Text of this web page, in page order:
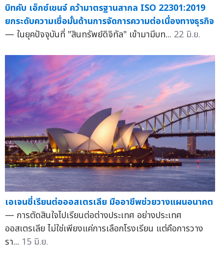
บิทคับ เอ็กซ์เชนจ์ คว้ามาตรฐานสากล ISO 22301:2019
ยกระดับความเชื่อมั่นด้านการจัดการความต่อเนื่องทางธุรกิจ
— ในยุคปัจจุบันที่ "สินทรัพย์ดิจิทัล" เข้ามามีบท... 22 มิ.ย.
เอเจนซี่เรียนต่อออสเตรเลีย มืออาชีพช่วยวางแผนอนาคต
— การตัดสินใจไปเรียนต่อต่างประเทศ อย่างประเทศ
ออสเตรเลีย ไม่ใช่เพียงแค่การเลือกโรงเรียน แต่คือการวาง
รา... 15 มิ.ย.